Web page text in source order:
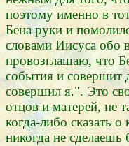
поэтому именно в
Бена руки и
словами Иисуса обо
провозглашаю, что
события и совершит
совершил я.". Это
отцов и матерей, не
когда-либо сказать
никогда не